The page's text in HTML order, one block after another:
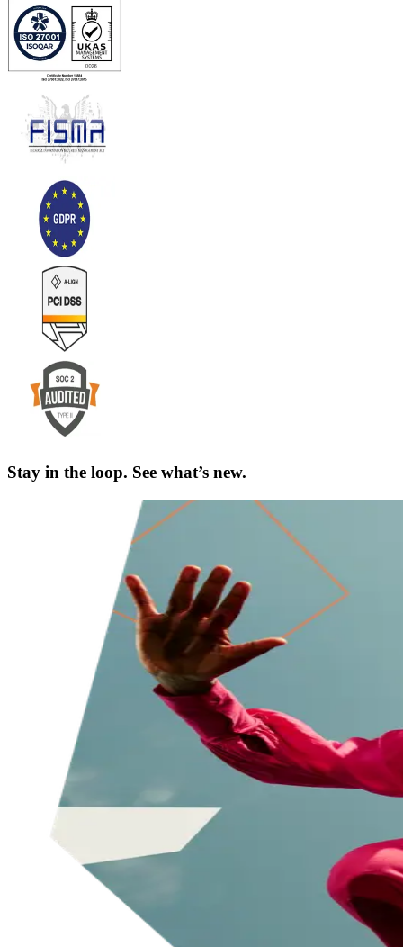
Stay in the loop. See what’s new.